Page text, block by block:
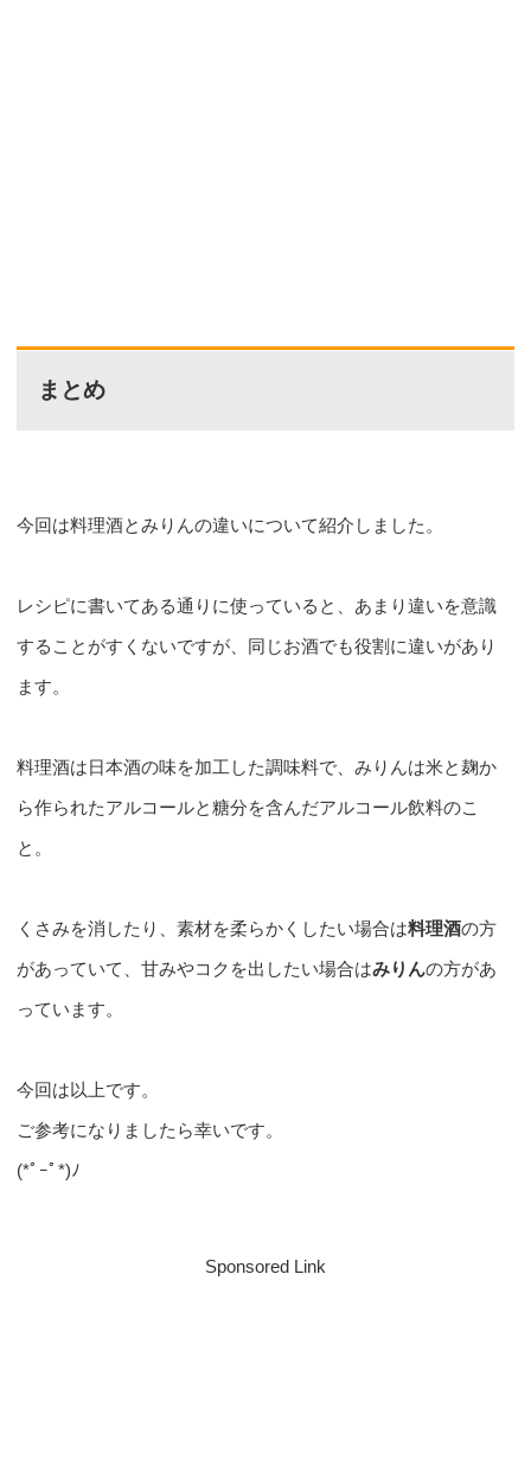
まとめ
今回は料理酒とみりんの違いについて紹介しました。
レシピに書いてある通りに使っていると、あまり違いを意識
することがすくないですが、同じお酒でも役割に違いがあり
ます。
料理酒は日本酒の味を加工した調味料で、みりんは米と麹か
ら作られたアルコールと糖分を含んだアルコール飲料のこ
と。
くさみを消したり、素材を柔らかくしたい場合は料理酒の方
があっていて、甘みやコクを出したい場合はみりんの方があ
っています。
今回は以上です。
ご参考になりましたら幸いです。
(*ﾟｰﾟ*)ﾉ
Sponsored Link